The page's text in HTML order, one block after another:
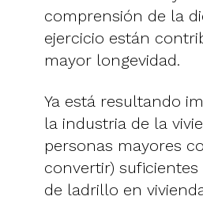
comprensión de la
ejercicio están
mayor longevidad.
Ya está resultando
la industria de la
personas mayores
convertir)
de ladrillo en